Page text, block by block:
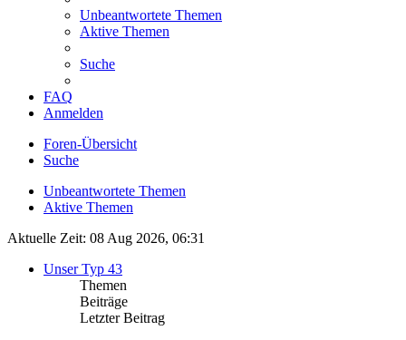
Unbeantwortete Themen
Aktive Themen
Suche
FAQ
Anmelden
Foren-Übersicht
Suche
Unbeantwortete Themen
Aktive Themen
Aktuelle Zeit: 08 Aug 2026, 06:31
Unser Typ 43
Themen
Beiträge
Letzter Beitrag